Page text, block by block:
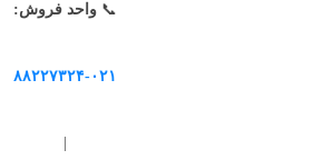
📞واحد فروش:
۸۸۲۲۷۳۲۴-۰۲۱